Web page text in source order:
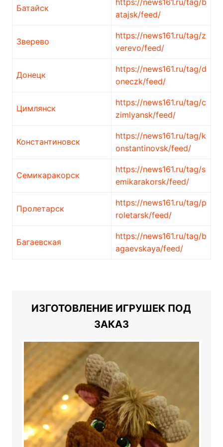
Батайск
atajsk/feed/
Зверево
https://news161.ru/tag/z
verevo/feed/
Донецк
https://news161.ru/tag/d
oneczk/feed/
Цимлянск
https://news161.ru/tag/c
zimlyansk/feed/
Константиновск
https://news161.ru/tag/k
onstantinovsk/feed/
Семикаракорск
https://news161.ru/tag/s
emikarakorsk/feed/
Пролетарск
https://news161.ru/tag/p
roletarsk/feed/
Багаевская
https://news161.ru/tag/b
agaevskaya/feed/
ИЗГОТОВЛЕНИЕ ИГРУШЕК ПОД
ЗАКАЗ